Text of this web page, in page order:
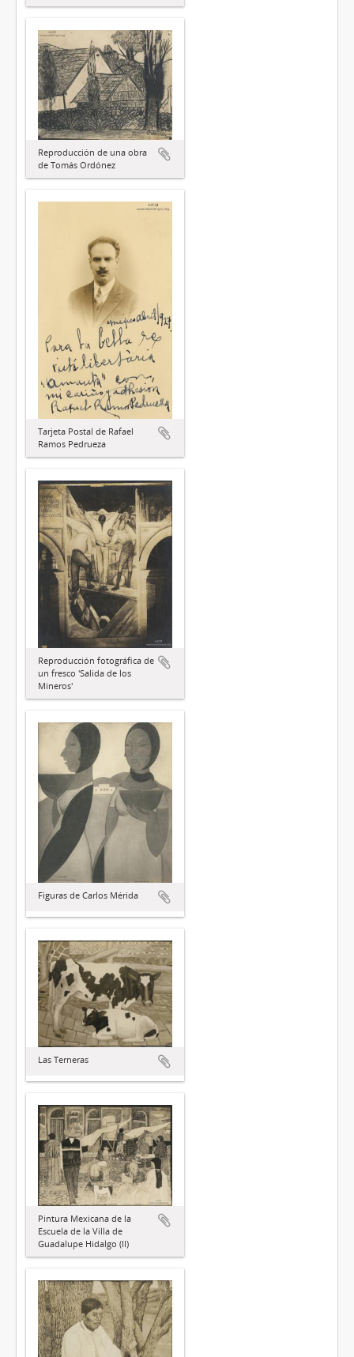
Reproducción de una obra
de Tomás Ordónez
Tarjeta Postal de Rafael
Ramos Pedrueza
Reproducción fotográfica de
un fresco 'Salida de los
Mineros'
Figuras de Carlos Mérida
Las Terneras
Pintura Mexicana de la
Escuela de la Villa de
Guadalupe Hidalgo (II)